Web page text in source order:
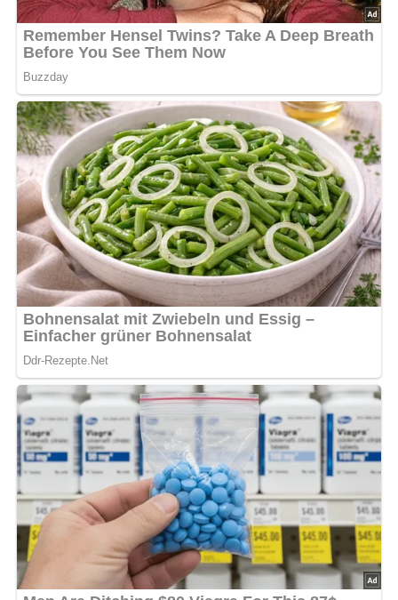
Das nur einmal durchgedrehte fette Fleisch in eine
Schüssel geben, salzen und würzen, die in Milch
eingeweichte und zerbröckelte Semmel (die Milch nicht
auspressen) und den zerdrückten Knoblauch zufügen.
Diese Wurstfarce gründlich mischen und für eine Stunde
in den Eisschrank stellen. Das Schweinenetz in oft
gewechseltem kaltem Wasser gut waschen, auspressen,
flach ausbreiten und in 10 gleich große Stücke schneiden.
Die Farce gleichmäßig auf die Netzstücke verteilen und in
Wurstform fest zusammenrollen. Eine entsprechend
große Kasserolle mit Fett bestreichen, die Würste der
Reihe nach hineinlegen und in sehr heißer Röhre hell
braun braten. Beim Anrichten die Würste mit dem eigenen
Fett beträufeln. Garnierung: Quetschkartoffeln und
gedünsteter Weißkohl.
Nach: Ungarische Kochkunst, Jozsef Venesz, Corvina-Verlag Budapest, 1960
Kennst du schon unser tolles DDR-Quiz?
Was weißt du
noch alles über die DDR?
Teste dein Wissen jetzt!
Jetzt Sterne vergeben – Rezept
bewerten
5/5(3 Bewertung)